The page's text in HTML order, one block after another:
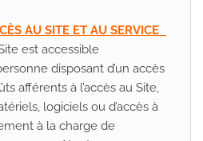
AU SITE ET AU SERVICE
est accessible
disposant d’un accès
afférents à l’accès au Site,
logiciels ou d’accès à
à la charge de